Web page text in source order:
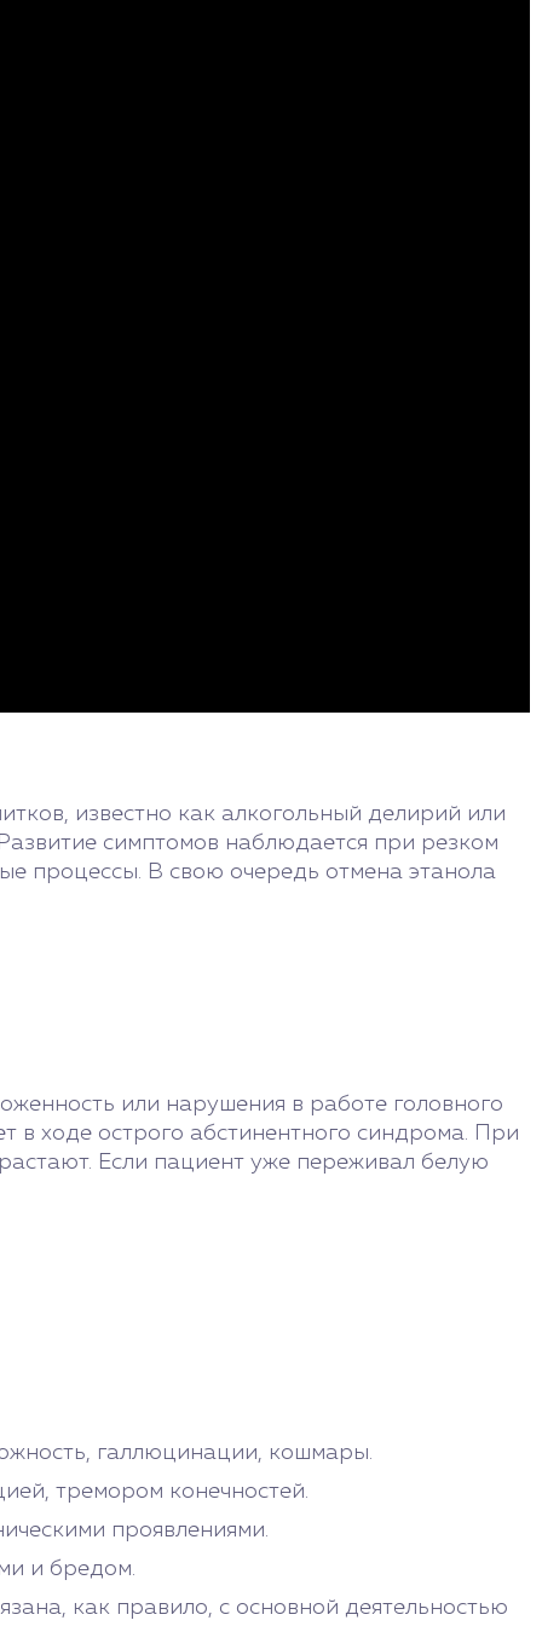
известно как алкогольный делирий или
симптомов наблюдается при резком
процессы. В свою очередь отмена этанола
или нарушения в работе головного
в ходе острого абстинентного синдрома. При
Если пациент уже переживал белую
галлюцинации, кошмары.
тремором конечностей.
проявлениями.
и бредом.
как правило, с основной деятельностью